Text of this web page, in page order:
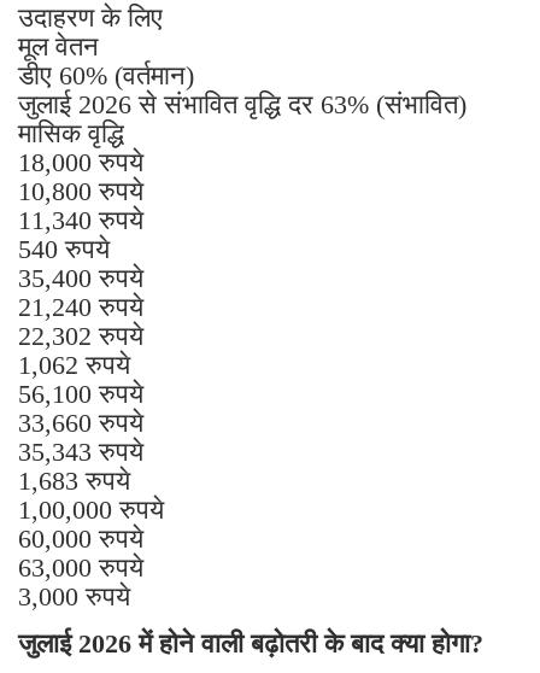
उदाहरण के लिए
मूल वेतन
डीए 60% (वर्तमान)
जुलाई 2026 से संभावित वृद्धि दर 63% (संभावित)
मासिक वृद्धि
18,000 रुपये
10,800 रुपये
11,340 रुपये
540 रुपये
35,400 रुपये
21,240 रुपये
22,302 रुपये
1,062 रुपये
56,100 रुपये
33,660 रुपये
35,343 रुपये
1,683 रुपये
1,00,000 रुपये
60,000 रुपये
63,000 रुपये
3,000 रुपये
जुलाई 2026 में होने वाली बढ़ोतरी के बाद क्या होगा?